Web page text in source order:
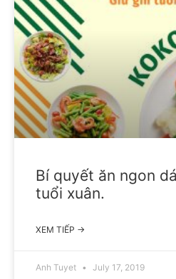
Bí quyết ăn ngon
tuổi xuân.
XEM TIẾP →
Anh Tuyet July 17, 2019